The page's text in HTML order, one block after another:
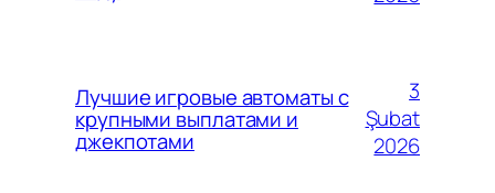
Лучшие игровые автоматы с
крупными выплатами и
джекпотами
3
Şubat
2026